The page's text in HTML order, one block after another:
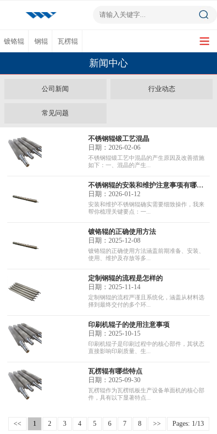
镀铬辊 钢辊 瓦楞辊
新闻中心
公司新闻 行业动态
常见问题
不锈钢辊锻工艺混晶
日期：2026-02-06
不锈钢辊锻工艺中混晶的产生原因及改善措施
如下：一、混晶的产生...
不锈钢辊的安装和维护注意事项有哪些？
日期：2026-01-12
安装和维护不锈钢辊确实需要细致操作，我来
帮你梳理关键要点：一...
镀铬辊的正确使用方法
日期：2025-12-08
镀铬辊的正确使用方法涵盖前期准备、安装、
使用、维护及存放等多...
定制钢辊的流程是怎样的
日期：2025-11-14
定制钢辊的流程严谨且系统化，涵盖从材料选
择到最终交付的多个环...
印刷机辊子的使用注意事项
日期：2025-10-15
印刷机辊子是印刷过程中的核心部件，其状态
直接影响印刷质量、生...
瓦楞辊有哪些特点
日期：2025-09-30
瓦楞辊作为瓦楞纸板生产设备单面机的核心部
件，具有以下显著特点...
<< 1 2 3 4 5 6 7 8 >> Pages: 1/13